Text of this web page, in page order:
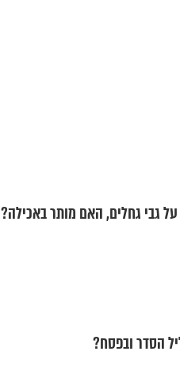
גבי גחלים, האם מותר באכילה?
הסדר ובפסח?